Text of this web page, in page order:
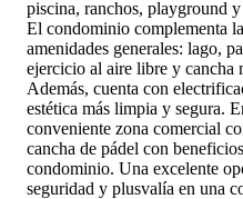
piscina, ranchos, playground
El condominio complementa
amenidades generales: lago,
ejercicio al aire libre y cancha
Además, cuenta con
estética más limpia y segura.
conveniente zona comercial
cancha de pádel con
condominio. Una excelente
seguridad y plusvalía en una